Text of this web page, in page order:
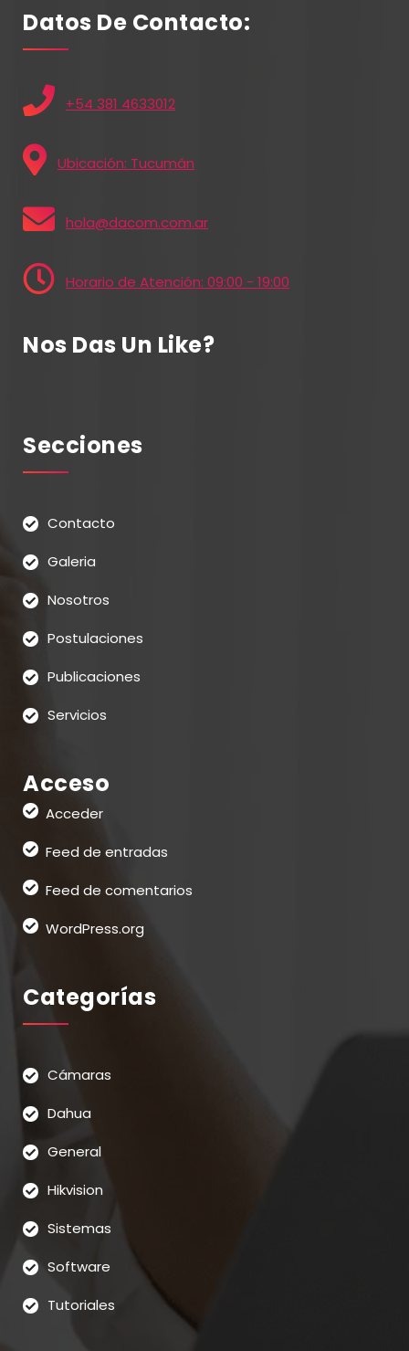
Datos De Contacto:
+54 381 4633012
Ubicación: Tucumán
hola@dacom.com.ar
Horario de Atención: 09:00 - 19:00
Nos Das Un Like?
Secciones
Contacto
Galeria
Nosotros
Postulaciones
Publicaciones
Servicios
Acceso
Acceder
Feed de entradas
Feed de comentarios
WordPress.org
Categorías
Cámaras
Dahua
General
Hikvision
Sistemas
Software
Tutoriales